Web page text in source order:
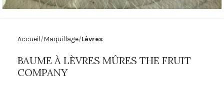
Accueil Maquillage Lèvres
BAUME À LÈVRES MÛRES THE FRUIT
COMPANY